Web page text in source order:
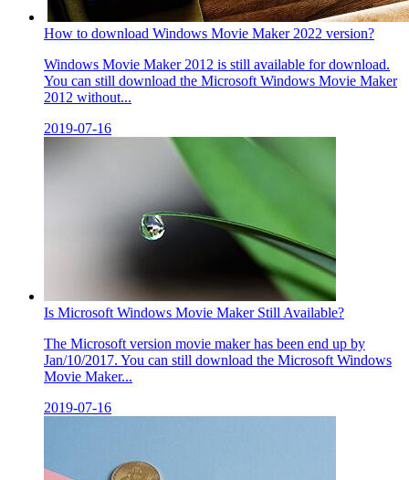
How to download Windows Movie Maker 2022 version?
Windows Movie Maker 2012 is still available for download.
You can still download the Microsoft Windows Movie Maker
2012 without...
2019-07-16
Is Microsoft Windows Movie Maker Still Available?
The Microsoft version movie maker has been end up by
Jan/10/2017. You can still download the Microsoft Windows
Movie Maker...
2019-07-16